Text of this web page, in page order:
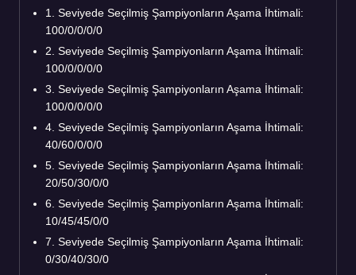
1. Seviyede Seçilmiş Şampiyonların Aşama İhtimali:
100/0/0/0/0
2. Seviyede Seçilmiş Şampiyonların Aşama İhtimali:
100/0/0/0/0
3. Seviyede Seçilmiş Şampiyonların Aşama İhtimali:
100/0/0/0/0
4. Seviyede Seçilmiş Şampiyonların Aşama İhtimali:
40/60/0/0/0
5. Seviyede Seçilmiş Şampiyonların Aşama İhtimali:
20/50/30/0/0
6. Seviyede Seçilmiş Şampiyonların Aşama İhtimali:
10/45/45/0/0
7. Seviyede Seçilmiş Şampiyonların Aşama İhtimali:
0/30/40/30/0